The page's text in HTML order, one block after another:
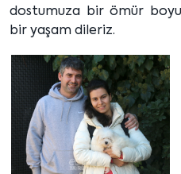
dostumuza bir ömür boyu
bir yaşam dileriz.